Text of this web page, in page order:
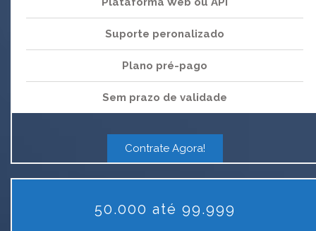
Suporte peronalizado
Plano pré-pago
Sem prazo de validade
Contrate Agora!
50.000 até 99.999